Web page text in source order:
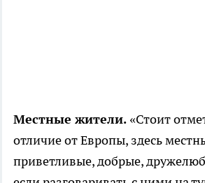
Местные жители. «Стоит
отличие от Европы, здесь
приветливые, добрые,